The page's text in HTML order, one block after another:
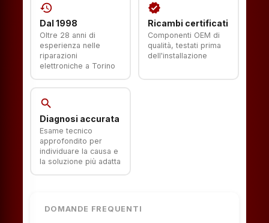
history
Dal 1998
Oltre 28 anni di
esperienza nelle
riparazioni
elettroniche a Torino
verified
Ricambi certificati
Componenti OEM di
qualità, testati prima
dell'installazione
search
Diagnosi accurata
Esame tecnico
approfondito per
individuare la causa e
la soluzione più adatta
DOMANDE FREQUENTI